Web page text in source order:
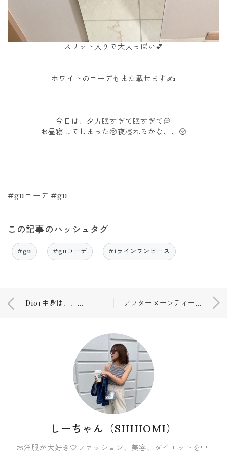
スリット入りで大人っぽい💕
ホワイトのコーデもまた載せます✍️
今日は、夕方眠すぎて眠すぎて💭
お昼寝してしまった🥺夜寝れるかな、、🥺
#guコーデ #gu
この記事のハッシュタグ
#gu #guコーデ #iラインワンピース
Dior中身は、、☺️💕 アフターヌーンティーでお祝い🥂💕
しーちゃん（SHIHOMI）
お洋服が大好き🤍ファッション、美容、ダイエットを中